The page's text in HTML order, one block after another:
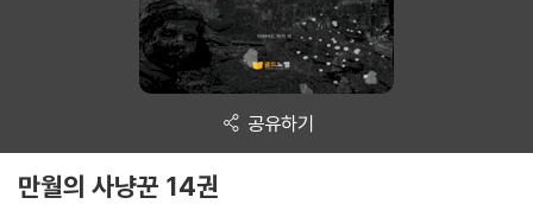
공유하기
만월의 사냥꾼 14권